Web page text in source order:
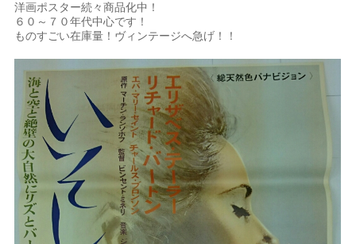
洋画ポスター続々商品化中！
６０～７０年代中心です！
ものすごい在庫量！ヴィンテージへ急げ！！